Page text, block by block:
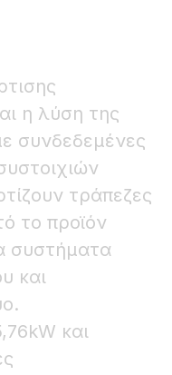
η λύση της
συνδεδεμένες
τράπεζες
το προϊόν
συστήματα
και
και